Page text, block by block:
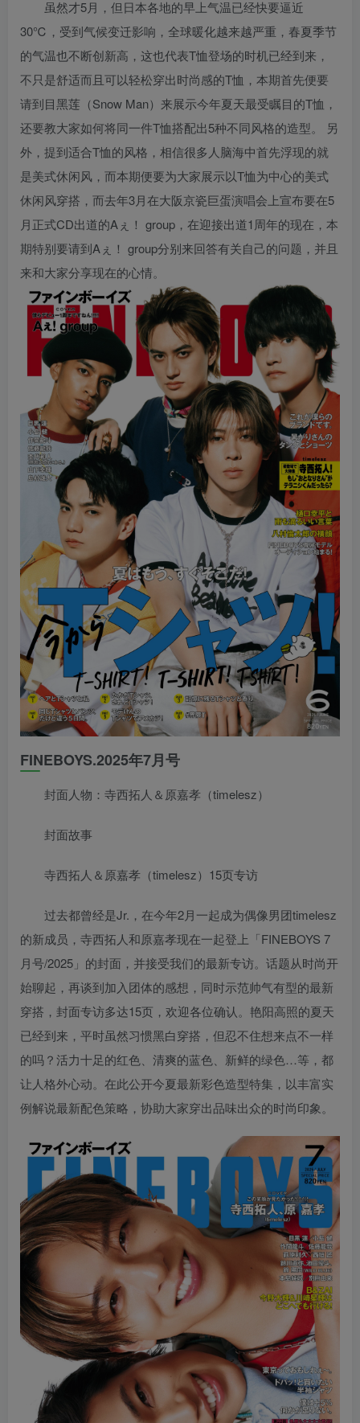
虽然才5月，但日本各地的早上气温已经快要逼近
30℃，受到气候变迁影响，全球暖化越来越严重，春夏季节
的气温也不断创新高，这也代表T恤登场的时机已经到来，
不只是舒适而且可以轻松穿出时尚感的T恤，本期首先便要
请到目黑莲（Snow Man）来展示今年夏天最受瞩目的T恤，
还要教大家如何将同一件T恤搭配出5种不同风格的造型。 另
外，提到适合T恤的风格，相信很多人脑海中首先浮现的就
是美式休闲风，而本期便要为大家展示以T恤为中心的美式
休闲风穿搭，而去年3月在大阪京瓷巨蛋演唱会上宣布要在5
月正式CD出道的Aぇ！ group，在迎接出道1周年的现在，本
期特别要请到Aぇ！ group分别来回答有关自己的问题，并且
来和大家分享现在的心情。
FINEBOYS.2025年7月号
封面人物：寺西拓人＆原嘉孝（timelesz）
封面故事
寺西拓人＆原嘉孝（timelesz）15页专访
过去都曾经是Jr.，在今年2月一起成为偶像男团timelesz
的新成员，寺西拓人和原嘉孝现在一起登上「FINEBOYS 7
月号/2025」的封面，并接受我们的最新专访。话题从时尚开
始聊起，再谈到加入团体的感想，同时示范帅气有型的最新
穿搭，封面专访多达15页，欢迎各位确认。艳阳高照的夏天
已经到来，平时虽然习惯黑白穿搭，但忍不住想来点不一样
的吗？活力十足的红色、清爽的蓝色、新鲜的绿色…等，都
让人格外心动。在此公开今夏最新彩色造型特集，以丰富实
例解说最新配色策略，协助大家穿出品味出众的时尚印象。